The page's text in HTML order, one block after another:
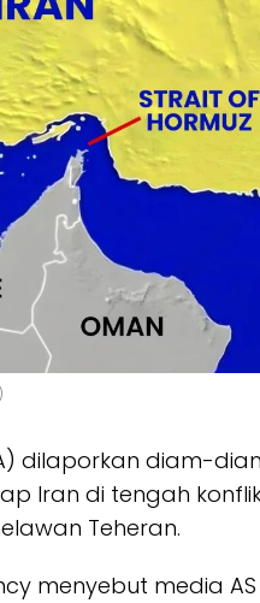
dilaporkan diam-
Iran di tengah
Teheran.
menyebut media AS